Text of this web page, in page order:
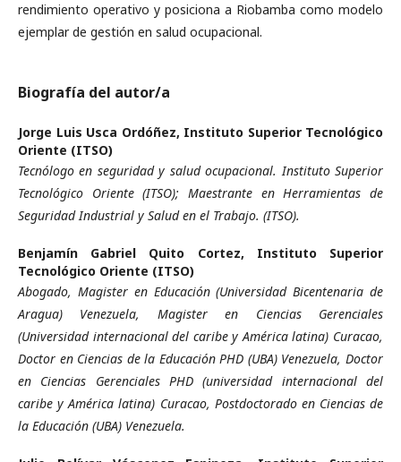
rendimiento operativo y posiciona a Riobamba como modelo
ejemplar de gestión en salud ocupacional.
Biografía del autor/a
Jorge Luis Usca Ordóñez, Instituto Superior Tecnológico
Oriente (ITSO)
Tecnólogo en seguridad y salud ocupacional. Instituto Superior
Tecnológico Oriente (ITSO); Maestrante en Herramientas de
Seguridad Industrial y Salud en el Trabajo. (ITSO).
Benjamín Gabriel Quito Cortez, Instituto Superior
Tecnológico Oriente (ITSO)
Abogado, Magister en Educación (Universidad Bicentenaria de
Aragua) Venezuela, Magister en Ciencias Gerenciales
(Universidad internacional del caribe y América latina) Curacao,
Doctor en Ciencias de la Educación PHD (UBA) Venezuela, Doctor
en Ciencias Gerenciales PHD (universidad internacional del
caribe y América latina) Curacao, Postdoctorado en Ciencias de
la Educación (UBA) Venezuela.